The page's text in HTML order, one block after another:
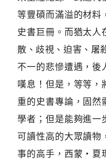
等豐碩而滿溢的材料
史書巨冊。而猶太人
散、歧視、迫害、屠
不一的悲慘遭遇，後
嘆息！但是，等等，
重的史書專論，固然
學者；但是能夠進一
可讀性高的大眾讀物
事的高手，西蒙‧夏